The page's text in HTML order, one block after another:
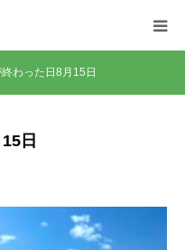
わった日8月15日
日